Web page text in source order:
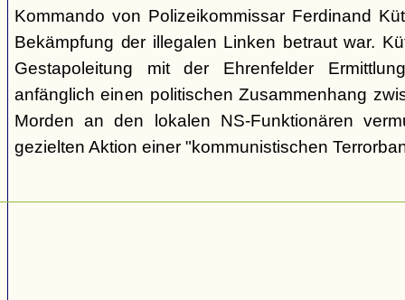
Kommando von Polizeikommissar Ferdinand
Bekämpfung der illegalen Linken betraut war.
Gestapoleitung mit der Ehrenfelder
anfänglich einen politischen Zusammenhang
Morden an den lokalen NS-Funktionären
gezielten Aktion einer "kommunistischen